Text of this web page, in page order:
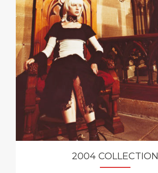
2004 COLLECTION